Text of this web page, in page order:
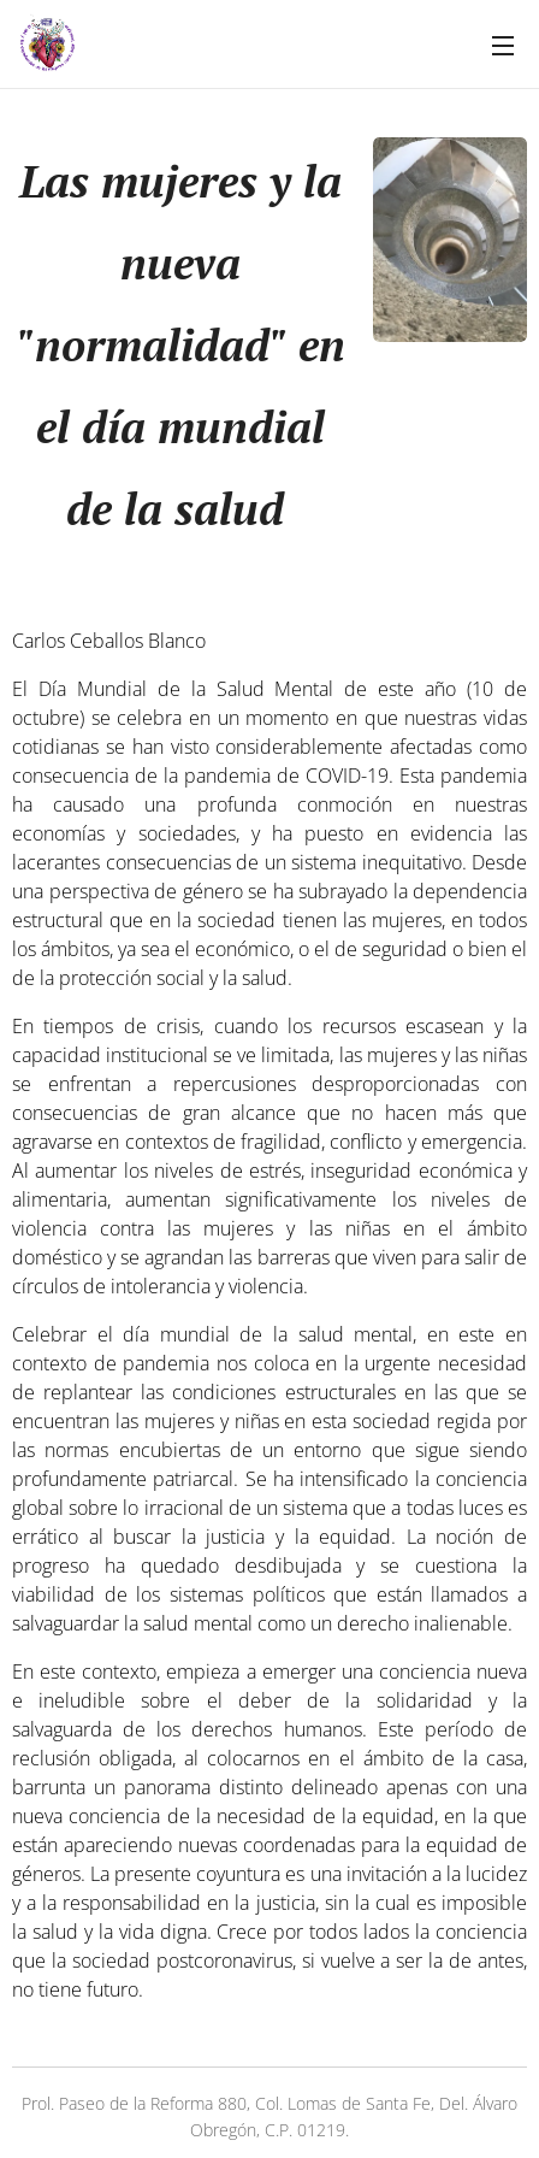
Las mujeres y la
nueva
"normalidad" en
el día mundial
de la salud
Carlos Ceballos Blanco
El Día Mundial de la Salud Mental de este año (10 de
octubre) se celebra en un momento en que nuestras vidas
cotidianas se han visto considerablemente afectadas como
consecuencia de la pandemia de COVID-19. Esta pandemia
ha causado una profunda conmoción en nuestras
economías y sociedades, y ha puesto en evidencia las
lacerantes consecuencias de un sistema inequitativo. Desde
una perspectiva de género se ha subrayado la dependencia
estructural que en la sociedad tienen las mujeres, en todos
los ámbitos, ya sea el económico, o el de seguridad o bien el
de la protección social y la salud.
En tiempos de crisis, cuando los recursos escasean y la
capacidad institucional se ve limitada, las mujeres y las niñas
se enfrentan a repercusiones desproporcionadas con
consecuencias de gran alcance que no hacen más que
agravarse en contextos de fragilidad, conflicto y emergencia.
Al aumentar los niveles de estrés, inseguridad económica y
alimentaria, aumentan significativamente los niveles de
violencia contra las mujeres y las niñas en el ámbito
doméstico y se agrandan las barreras que viven para salir de
círculos de intolerancia y violencia.
Celebrar el día mundial de la salud mental, en este en
contexto de pandemia nos coloca en la urgente necesidad
de replantear las condiciones estructurales en las que se
encuentran las mujeres y niñas en esta sociedad regida por
las normas encubiertas de un entorno que sigue siendo
profundamente patriarcal. Se ha intensificado la conciencia
global sobre lo irracional de un sistema que a todas luces es
errático al buscar la justicia y la equidad. La noción de
progreso ha quedado desdibujada y se cuestiona la
viabilidad de los sistemas políticos que están llamados a
salvaguardar la salud mental como un derecho inalienable.
En este contexto, empieza a emerger una conciencia nueva
e ineludible sobre el deber de la solidaridad y la
salvaguarda de los derechos humanos. Este período de
reclusión obligada, al colocarnos en el ámbito de la casa,
barrunta un panorama distinto delineado apenas con una
nueva conciencia de la necesidad de la equidad, en la que
están apareciendo nuevas coordenadas para la equidad de
géneros. La presente coyuntura es una invitación a la lucidez
y a la responsabilidad en la justicia, sin la cual es imposible
la salud y la vida digna. Crece por todos lados la conciencia
que la sociedad postcoronavirus, si vuelve a ser la de antes,
no tiene futuro.
Prol. Paseo de la Reforma 880, Col. Lomas de Santa Fe, Del. Álvaro
Obregón, C.P. 01219.